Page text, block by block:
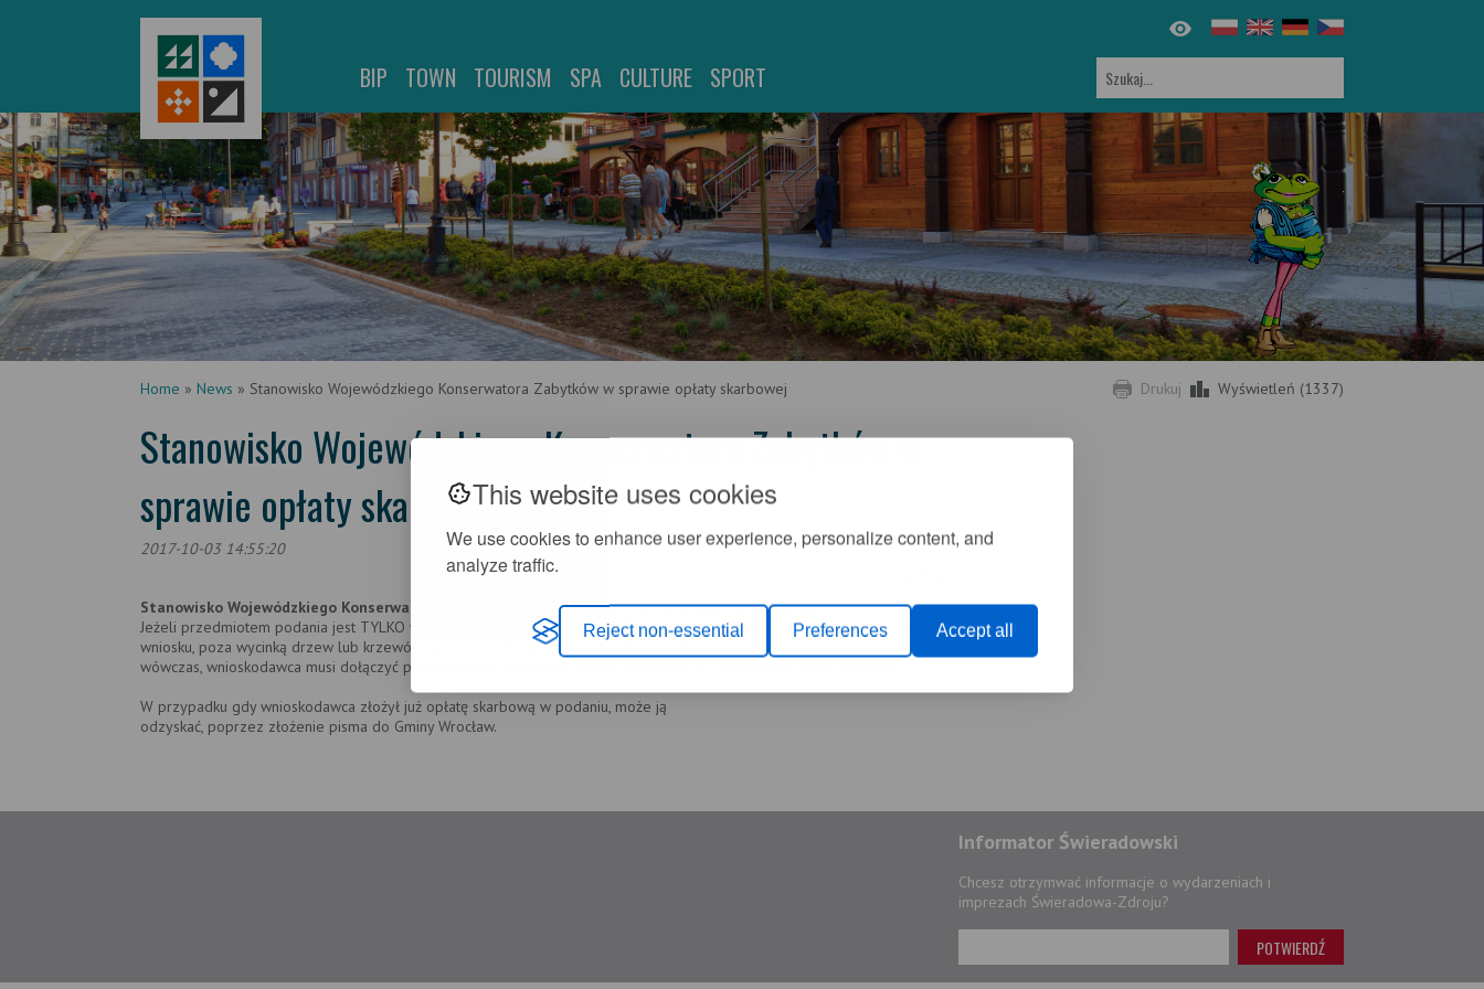
This website uses cookies
We use cookies to enhance user experience, personalize content, and
analyze traffic.
Reject non-essential Preferences Accept all
BIP TOWN TOURISM SPA CULTURE SPORT
Drukuj Wyświetleń (1337)
Home » News » Stanowisko Wojewódzkiego Konserwatora Zabytków w sprawie opłaty skarbowej
Stanowisko Wojewódzkiego Konserwatora Zabytków w
sprawie opłaty skarbowej
2017-10-03 14:55:20
Stanowisko Wojewódzkiego Konserwatora Zabytków we Wrocławiu w sprawie opłaty skarbowej
Jeżeli przedmiotem podania jest TYLKO wycinka drzew, to wnioskodawca jest zwolniony z opłaty skarbowej. Jeżeli we
wniosku, poza wycinką drzew lub krzewów, są inne działania tj. przycinka drzew lub plan nasadzeń zastępczych - to
wówczas, wnioskodawca musi dołączyć potwierdzenie wykonania opłaty skarbowej, 82 zł na konto Gminy Wrocław.
W przypadku gdy wnioskodawca złożył już opłatę skarbową w podaniu, może ją
odzyskać, poprzez złożenie pisma do Gminy Wrocław.
Informator Świeradowski
Chcesz otrzymwać informacje o wydarzeniach i
imprezach Świeradowa-Zdroju?